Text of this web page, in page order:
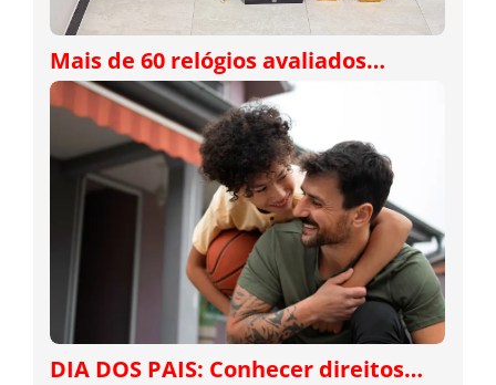
Mais de 60 relógios avaliados…
DIA DOS PAIS: Conhecer direitos…